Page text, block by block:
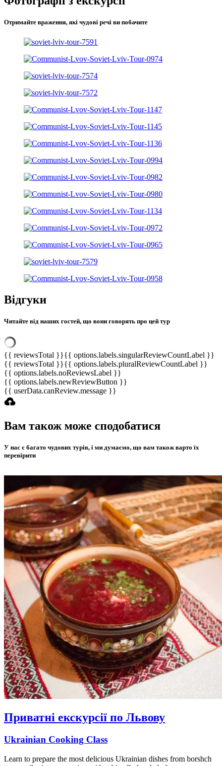
Отримайте враження, які чудові речі ви побачите
Відгуки
Читайте від наших гостей, що вони говорять про цей тур
{{ reviewsTotal }}{{ options.labels.singularReviewCountLabel }}
{{ reviewsTotal }}{{ options.labels.pluralReviewCountLabel }}
{{ options.labels.noReviewsLabel }}
{{ options.labels.newReviewButton }}
{{ userData.canReview.message }}
Вам також може сподобатися
У нас є багато чудових турів, і ми думаємо, що вам також варто їх
перевірити
Приватні екскурсії по Львову
Ukrainian Cooking Class
Learn to prepare the most delicious Ukrainian dishes from borshch